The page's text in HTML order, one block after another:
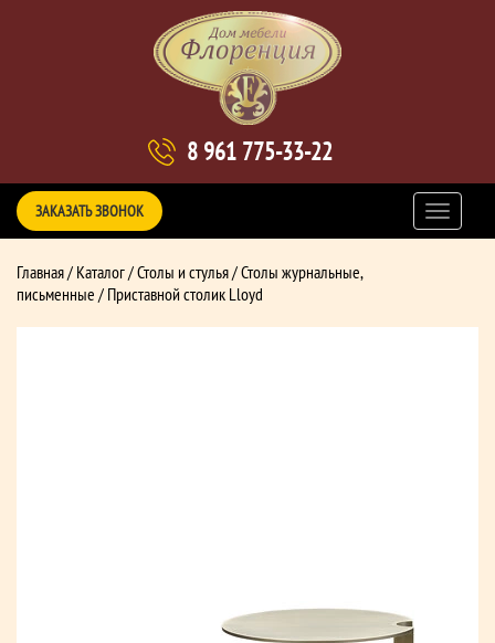
8 961 775-33-22
ЗАКАЗАТЬ ЗВОНОК
Главная/ Каталог/Столы и стулья/Столы журнальные,
письменные / Приставной столик Lloyd